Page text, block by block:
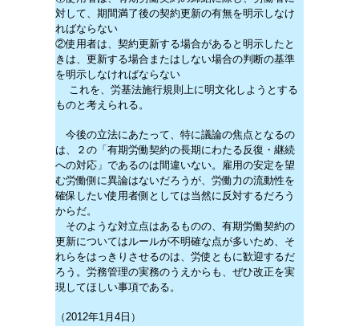
対して、期間満了後の契約更新の有無を明示しなけ
ればならない
②使用者は、契約更新する場合があると明示したと
きは、更新する場合またはしない場合の判断の基準
を明示しなければならない
これを、労基法施行規則上に明文化しようとする
ものと考えられる。
今後の立法にあたって、特に議論の焦点となるの
は、２の「有期労働契約の長期にわたる反復・継続
への対応」であるのは間違いない。雇用の安定を望
む労働側に異論はないだろうが、労働力の流動性を
確保したい使用者側としては当然に反対するだろう
からだ。
そのような対立点はあるものの、有期労働契約の
更新についてはルールが不明確な点が多いため、そ
れらをはっきりさせるのは、労使ともに歓迎するだ
ろう。労務管理の実務のうえからも、ぜひ改正を実
現してほしい事項である。
（2012年1月4日）